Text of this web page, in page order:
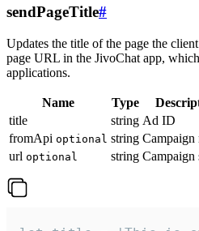
sendPageTitle#
Updates the title of the page the
page URL in the JivoChat app,
applications.
Name Type
title
string Ad ID
fromApi optional string Campaign
url optional string Campaign